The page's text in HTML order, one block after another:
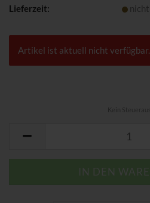
Lieferzeit:
Artikel ist aktuell nicht verfügbar.